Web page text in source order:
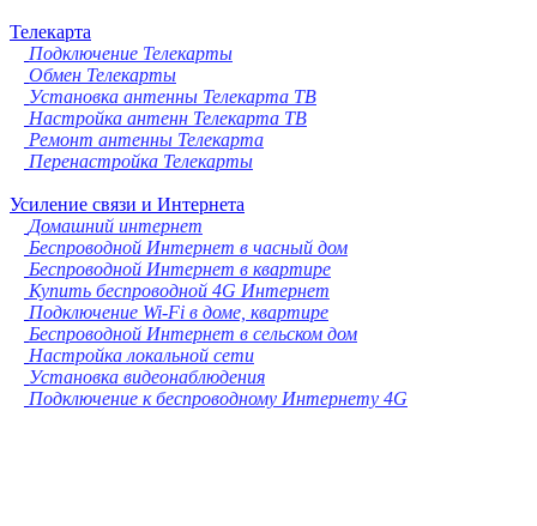
Телекарта
Подключение Телекарты
Обмен Телекарты
Установка антенны Телекарта ТВ
Настройка антенн Телекарта ТВ
Ремонт антенны Телекарта
Перенастройка Телекарты
Усиление связи и Интернета
Домашний интернет
Беспроводной Интернет в часный дом
Беспроводной Интернет в квартире
Купить беспроводной 4G Интернет
Подключение Wi-Fi в доме, квартире
Беспроводной Интернет в сельском дом
Настройка локальной сети
Установка видеонаблюдения
Подключение к беспроводному Интернету 4G